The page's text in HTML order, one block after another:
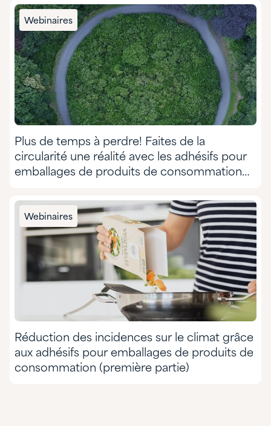
Webinaires
Plus de temps à perdre! Faites de la
circularité une réalité avec les adhésifs pour
emballages de produits de consommation
Webinaires
Réduction des incidences sur le climat grâce
aux adhésifs pour emballages de produits de
consommation (première partie)